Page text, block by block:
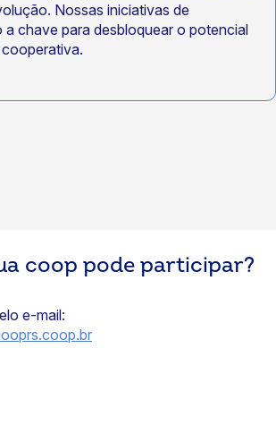
Nossas iniciativas de
chave para desbloquear o potencial
coop pode participar?
e-mail: